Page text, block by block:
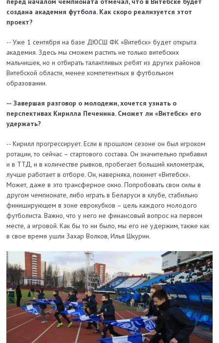
создана академия футбола. Как скоро реализуется этот
проект?
-- Уже 1 сентября на базе ДЮСШ ФК «Витебск» будет открыта
академия. Здесь мы сможем растить не только витебских
мальчишек, но и отбирать талантливых ребят из других районов
Витебской области, менее компетентных в футбольном
образовании.
-- Завершая разговор о молодежи, хочется узнать о
перспективах Кирилла Печенина. Сможет ли «Витебск» его
удержать?
-- Кирилл прогрессирует. Если в прошлом сезоне он был игроком
ротации, то сейчас – стартового состава. Он значительно прибавил
и в ТТД, и в количестве рывков, пробегает больший километраж,
лучше работает в отборе. Он, наверняка, покинет «Витебск».
Может, даже в это трансферное окно. Попробовать свои силы в
другом чемпионате, либо играть в Беларуси в клубе, стабильно
финиширующем в зоне еврокубков – цель каждого молодого
футболиста. Важно, что у него не финансовый вопрос на первом
месте, а игровой. Как бы то ни было, мы его не удержим, также как
в свое время ушли Захар Волков, Илья Шкурин.